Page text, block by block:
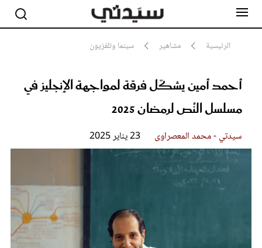
الرئيسية مشاهير سينما وتلفزيون
أحمد أمين يشكّل فرقة لمواجهة الإنجليز في
مسلسل النُص لرمضان 2025
سيدتي - محمد المعصراوى 23 يناير 2025
مشاهير
جمال
سيدتي وطفلك
لايف ستايل
بلس+